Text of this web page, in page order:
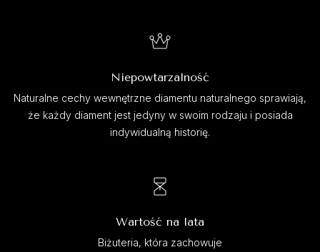
Niepowtarzalność
Naturalne cechy wewnętrzne diamentu naturalnego sprawiają,
że każdy diament jest jedyny w swoim rodzaju i posiada
indywidualną historię.
Wartość na lata
Biżuteria, która zachowuje